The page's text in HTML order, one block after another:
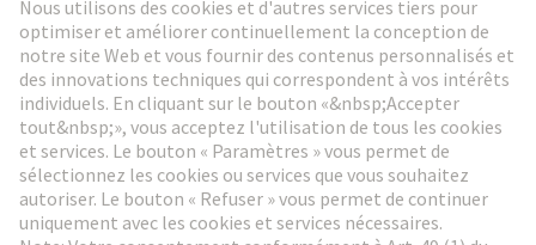
Aller à l'inscription
Social Media